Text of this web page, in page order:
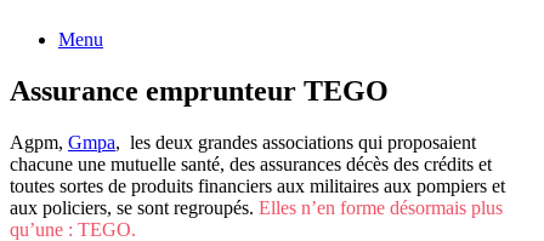
Menu
Assurance emprunteur TEGO
Agpm, Gmpa, les deux grandes associations qui proposaient
chacune une mutuelle santé, des assurances décès des crédits et
toutes sortes de produits financiers aux militaires aux pompiers et
aux policiers, se sont regroupés. Elles n’en forme désormais plus
qu’une : TEGO.